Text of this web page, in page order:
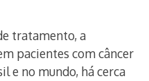
tratamento, a
pacientes com câncer
e no mundo, há cerca